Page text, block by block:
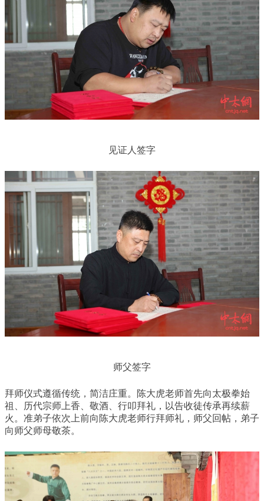
见证人签字
师父签字
拜师仪式遵循传统，简洁庄重。陈大虎老师首先向太极拳始
祖、历代宗师上香、敬酒、行叩拜礼，以告收徒传承再续薪
火。准弟子依次上前向陈大虎老师行拜师礼，师父回帖，弟子
向师父师母敬茶。